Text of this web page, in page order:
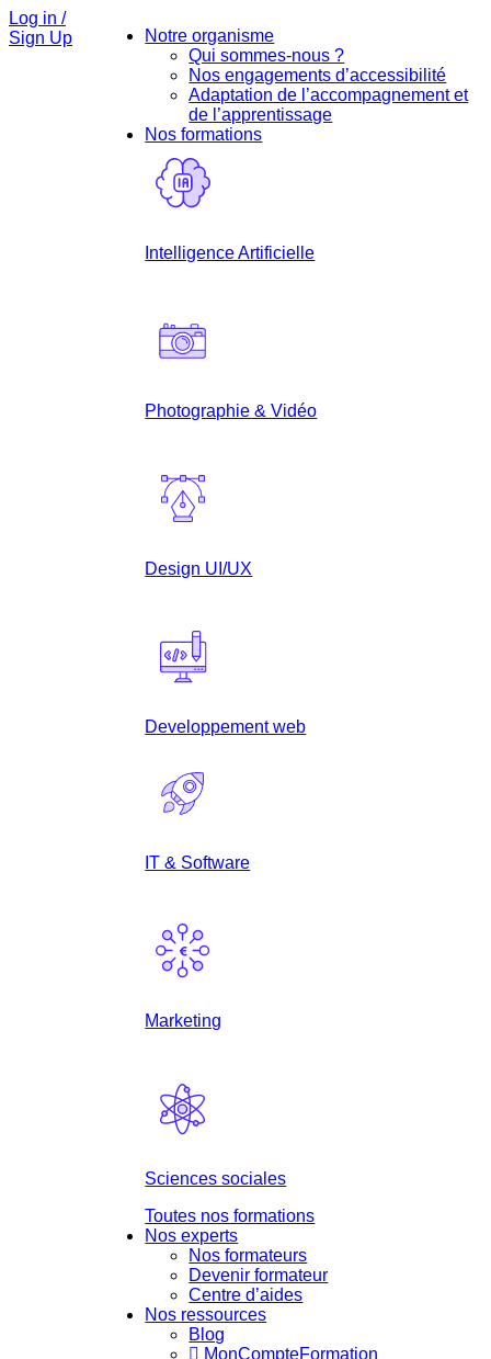
Log in /
Sign Up
Notre organisme
Qui sommes-nous ?
Nos engagements d’accessibilité
Adaptation de l’accompagnement et
de l’apprentissage
Nos formations
Intelligence Artificielle
Photographie & Vidéo
Design UI/UX
Developpement web
IT & Software
Marketing
Sciences sociales
Toutes nos formations
Nos experts
Nos formateurs
Devenir formateur
Centre d’aides
Nos ressources
Blog
MonCompteFormation